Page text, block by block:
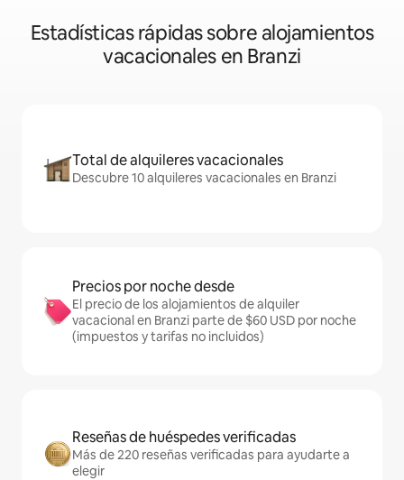
Estadísticas rápidas sobre alojamientos
vacacionales en Branzi
Total de alquileres vacacionales
Descubre 10 alquileres vacacionales en Branzi
Precios por noche desde
El precio de los alojamientos de alquiler
vacacional en Branzi parte de $60 USD por noche
(impuestos y tarifas no incluidos)
Reseñas de huéspedes verificadas
Más de 220 reseñas verificadas para ayudarte a
elegir